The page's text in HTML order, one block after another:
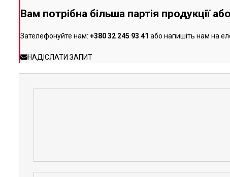
Вам потрібна більша партія продукції
Зателефонуйте нам: +380 32 245 93 41 або напишіть нам на
НАДІСЛАТИ ЗАПИТ